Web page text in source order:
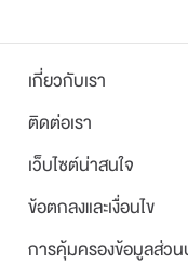
เกี่ยวกับเรา
ติดต่อเรา
เว็บไซต์น่าสนใจ
ข้อตกลงและเงื่อนไข
การคุ้มครองข้อมูลส่ว